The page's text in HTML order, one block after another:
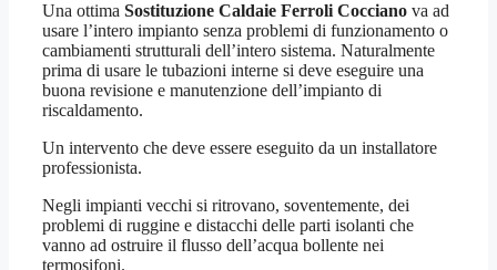
Una ottima Sostituzione Caldaie Ferroli Cocciano va ad
usare l’intero impianto senza problemi di funzionamento o
cambiamenti strutturali dell’intero sistema. Naturalmente
prima di usare le tubazioni interne si deve eseguire una
buona revisione e manutenzione dell’impianto di
riscaldamento.
Un intervento che deve essere eseguito da un installatore
professionista.
Negli impianti vecchi si ritrovano, soventemente, dei
problemi di ruggine e distacchi delle parti isolanti che
vanno ad ostruire il flusso dell’acqua bollente nei
termosifoni.